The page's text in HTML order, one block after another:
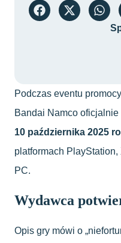
Podczas eventu
Bandai Namco
10 października 2025
platformach
PC.
Wydawca
Opis gry mówi o